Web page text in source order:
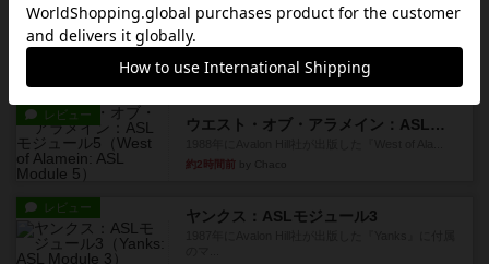
ホロウレギオンズ：ASLモジュール7
約2時間前by Chaco
レビュー
ウエスト・オブ・アラメイン：ASLモジュール5
約2時間前
レビュー ヤンクス：ASLモジュール3